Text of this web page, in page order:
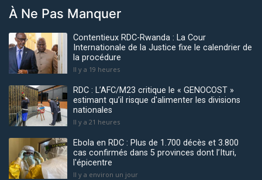
À Ne Pas Manquer
Contentieux RDC-Rwanda : La Cour
Internationale de la Justice fixe le calendrier de
la procédure
Il y a 19 heures
RDC : L’AFC/M23 critique le « GENOCOST »
estimant qu’il risque d'alimenter les divisions
nationales
Il y a 21 heures
Ebola en RDC : Plus de 1.700 décès et 3.800
cas confirmés dans 5 provinces dont l’Ituri,
l'épicentre
Il y a environ un jour